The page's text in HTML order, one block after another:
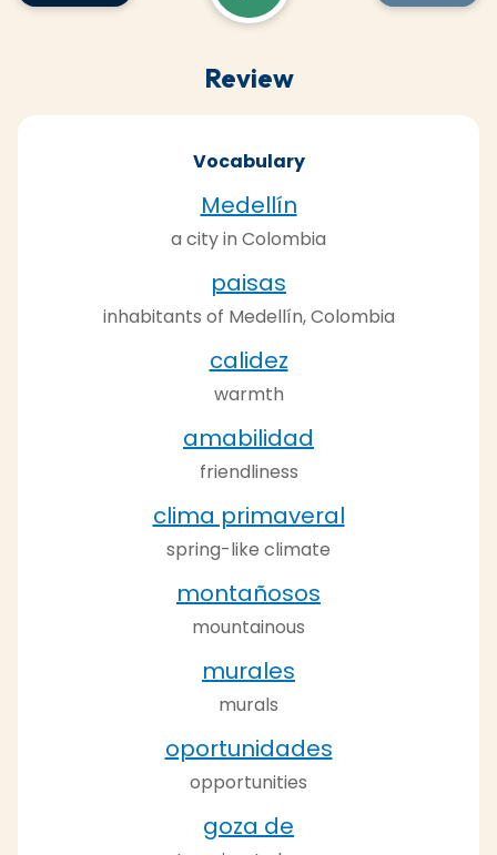
Review
Vocabulary
Medellín
a city in Colombia
paisas
inhabitants of Medellín, Colombia
calidez
warmth
amabilidad
friendliness
clima primaveral
spring-like climate
montañosos
mountainous
murales
murals
oportunidades
opportunities
goza de